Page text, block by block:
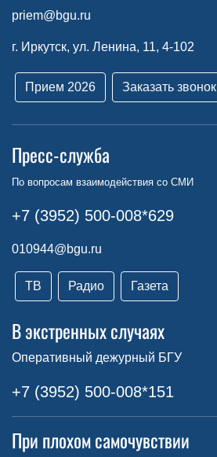
priem@bgu.ru
г. Иркутск, ул. Ленина, 11, 4-102
Прием 2026 Заказать звонок
Пресс-служба
По вопросам взаимодействия со СМИ
+7 (3952) 500-008*629
010944@bgu.ru
ТВ Радио Газета
В экстренных случаях
Оперативный дежурный БГУ
+7 (3952) 500-008*151
При плохом самочувствии